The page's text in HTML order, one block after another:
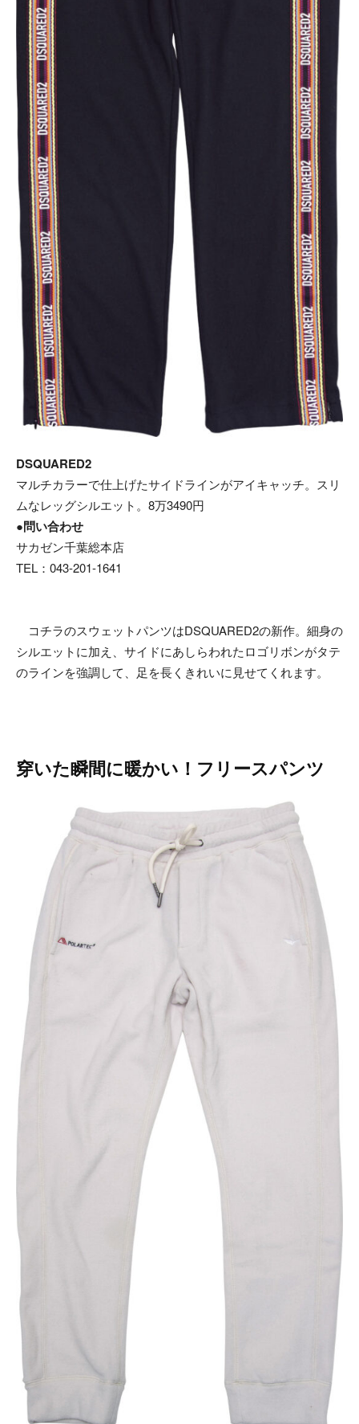
DSQUARED2
マルチカラーで仕上げたサイドラインがアイキャッチ。スリ
ムなレッグシルエット。8万3490円
●問い合わせ
サカゼン千葉総本店
TEL：043-201-1641
コチラのスウェットパンツはDSQUARED2の新作。細身の
シルエットに加え、サイドにあしらわれたロゴリボンがタテ
のラインを強調して、足を長くきれいに見せてくれます。
穿いた瞬間に暖かい！フリースパンツ